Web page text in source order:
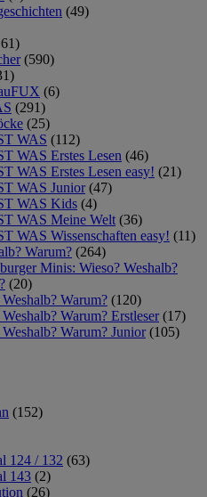
(49)
(590)
(6)
(291)
(25)
WAS (112)
WAS Erstes Lesen (46)
WAS Erstes Lesen easy! (21)
WAS Junior (47)
WAS Kids (4)
WAS Meine Welt (36)
WAS Wissenschaften easy! (11)
Warum? (264)
Minis: Wieso? Weshalb?
(20)
Warum? (120)
Warum? Erstleser (17)
Warum? Junior (105)
(152)
124 / 132 (63)
143 (2)
(26)